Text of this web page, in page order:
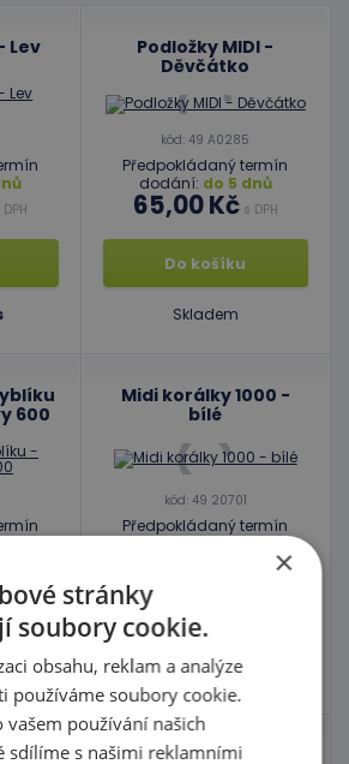
Lev
DPH
Podložky MIDI -
Děvčátko
kód: 49 A0285
Předpokládaný termín
dodání: do 5 dnů
65,00 Kčs DPH
Do košíku
Skladem
600
Midi korálky 1000 -
bílé
kód: 49 20701
Předpokládaný termín
s DPH
Do košíku
Skladem
-
Podložky MIDI - Pes
×
stránky
soubory cookie.
obsahu, reklam a analýze
používáme soubory cookie.
vašem používání našich
sdílíme s našimi reklamními